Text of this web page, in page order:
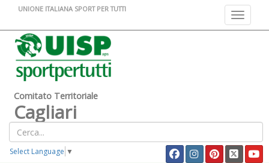
Toggle
UNIONE ITALIANA SPORT PER TUTTI
Comitato Territoriale
Cagliari
Select Language ▼